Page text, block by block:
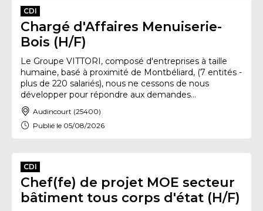
CDI
Chargé d'Affaires Menuiserie-
Bois (H/F)
Le Groupe VITTORI, composé d'entreprises à taille
humaine, basé à proximité de Montbéliard, (7 entités -
plus de 220 salariés), nous ne cessons de nous
développer pour répondre aux demandes...
Audincourt (25400)
Publié le 05/08/2026
CDI
Chef(fe) de projet MOE secteur
bâtiment tous corps d'état (H/F)